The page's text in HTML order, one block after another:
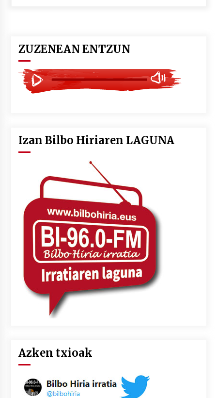
Larunbatean Plentziako Itsas Martxa ospatuko
da
2026/07/07
2026/07/07
Uribitarte40 aretoan
2026/07/03
SOINUGELA: Paul McCartney eta Ringo Starr-en
lan berriak
2026/07/03
MUSIBLA #297: Bide, Boards Of Canada, Somak,
Tiga, Twisted Teens, Underscores, Habia
2026/07/02
ZUZENEAN ENTZUN
Izan Bilbo Hiriaren LAGUNA
Azken txioak